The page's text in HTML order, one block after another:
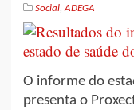
Social,ADEGA
O informe do
presenta o